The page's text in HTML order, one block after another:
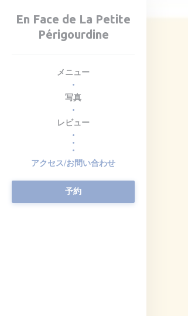
En Face de La Petite
Périgourdine
メニュー
写真
レビュー
((新しいウィンドウで開きます))
((新しいウィンドウで開きます))
アクセス/お問い合わせ
予約